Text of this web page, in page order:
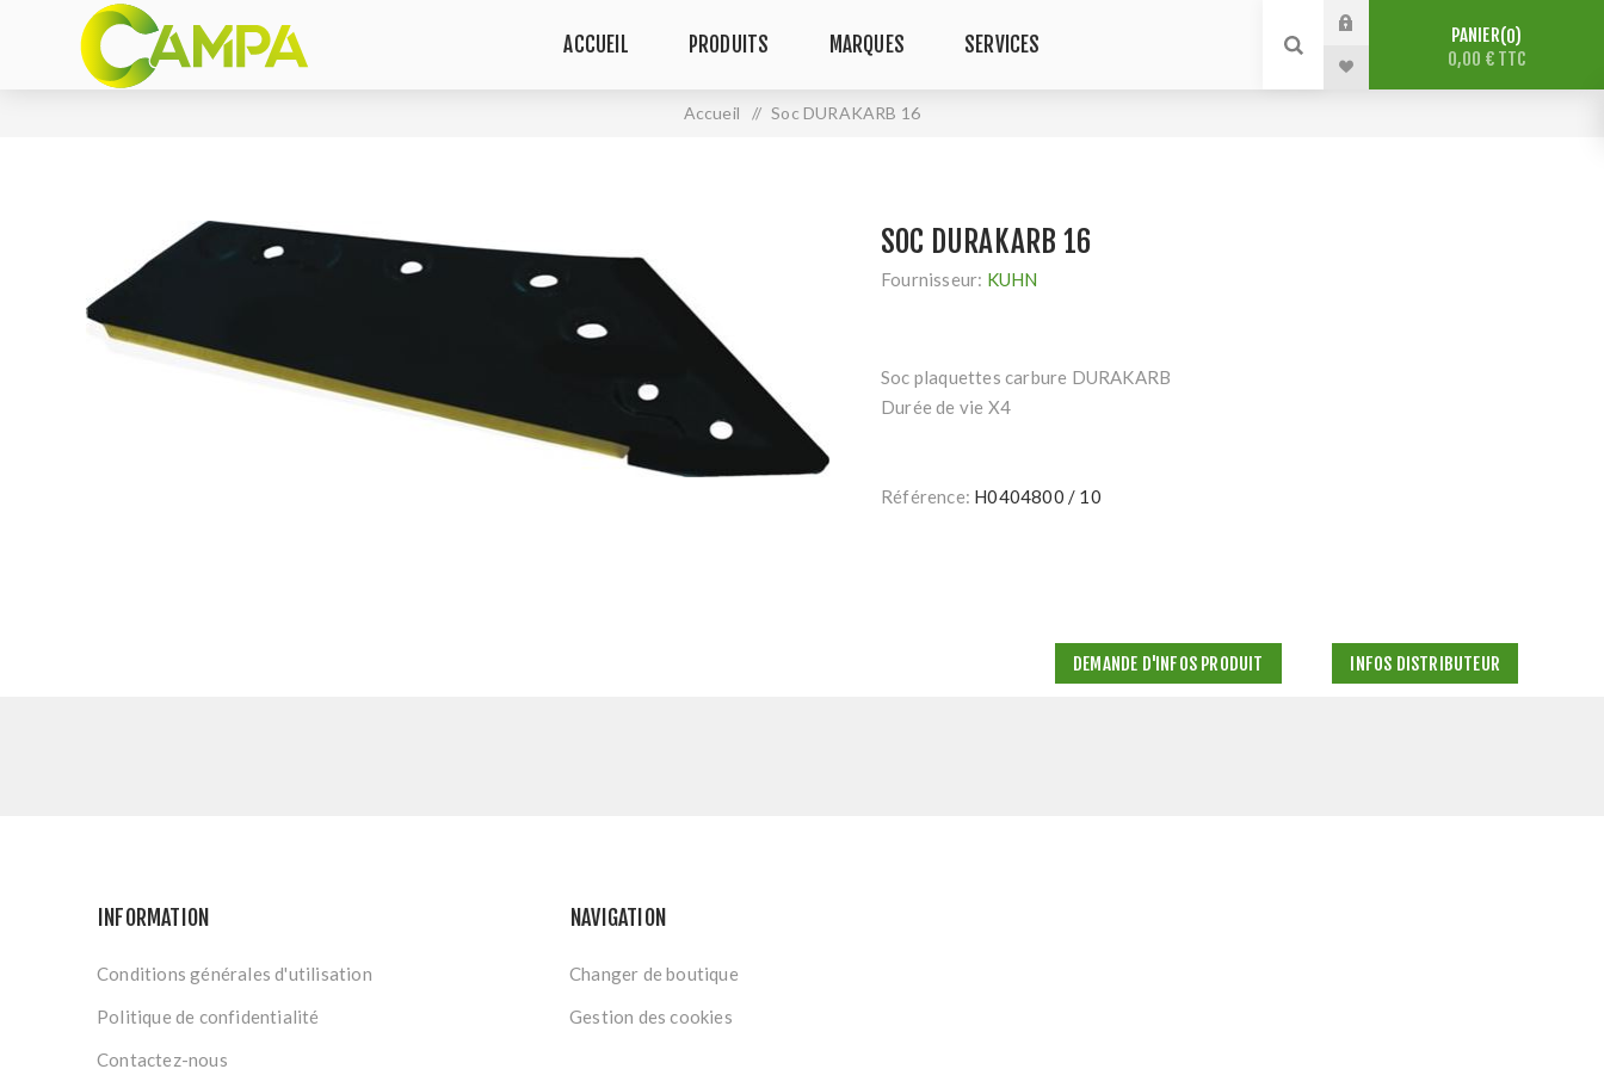
ACCUEIL PRODUITS MARQUES SERVICES PANIER 0
0,00 € TTC
Accueil / Soc DURAKARB 16
SOC DURAKARB 16
Fournisseur: KUHN
Soc plaquettes carbure DURAKARB
Durée de vie X4
Référence: H0404800 / 10
DEMANDE D'INFOS PRODUIT INFOS DISTRIBUTEUR
INFORMATION
Conditions générales d'utilisation
Politique de confidentialité
Contactez-nous
NAVIGATION
Changer de boutique
Gestion des cookies